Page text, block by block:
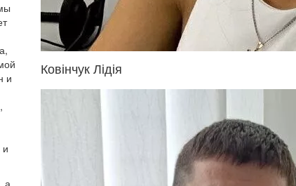
и
а
Ковінчук Лідія